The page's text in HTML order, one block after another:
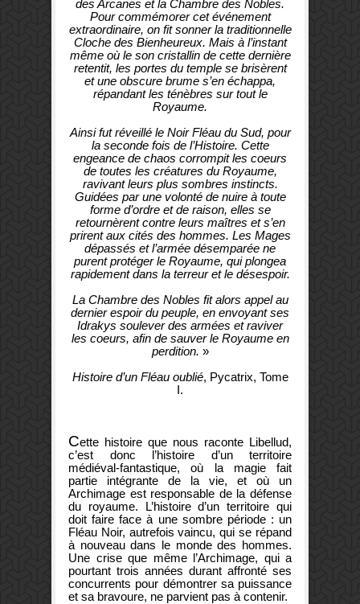
des Arcanes et la Chambre des Nobles.
Pour commémorer cet événement
extraordinaire, on fit sonner la traditionnelle
Cloche des Bienheureux. Mais à l’instant
même où le son cristallin de cette dernière
retentit, les portes du temple se brisèrent
et une obscure brume s’en échappa,
répandant les ténèbres sur tout le
Royaume.
Ainsi fut réveillé le Noir Fléau du Sud, pour
la seconde fois de l’Histoire. Cette
engeance de chaos corrompit les coeurs
de toutes les créatures du Royaume,
ravivant leurs plus sombres instincts.
Guidées par une volonté de nuire à toute
forme d’ordre et de raison, elles se
retournèrent contre leurs maîtres et s’en
prirent aux cités des hommes. Les Mages
dépassés et l’armée désemparée ne
purent protéger le Royaume, qui plongea
rapidement dans la terreur et le désespoir.
La Chambre des Nobles fit alors appel au
dernier espoir du peuple, en envoyant ses
Idrakys soulever des armées et raviver
les coeurs, afin de sauver le Royaume en
perdition. »
Histoire d’un Fléau oublié, Pycatrix, Tome
I.
Cette histoire que nous raconte Libellud,
c’est donc l’histoire d’un territoire
médiéval-fantastique, où la magie fait
partie intégrante de la vie, et où un
Archimage est responsable de la défense
du royaume. L’histoire d’un territoire qui
doit faire face à une sombre période : un
Fléau Noir, autrefois vaincu, qui se répand
à nouveau dans le monde des hommes.
Une crise que même l’Archimage, qui a
pourtant trois années durant affronté ses
concurrents pour démontrer sa puissance
et sa bravoure, ne parvient pas à contenir.